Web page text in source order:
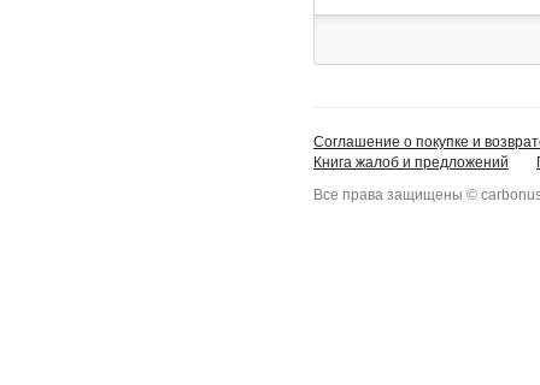
Соглашение о покупке и
Книга жалоб и предложений
Все права защищены ©